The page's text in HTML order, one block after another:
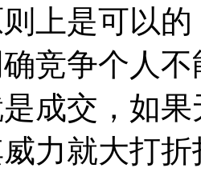
上是可以
竞争个人
成交，如
力就大打折